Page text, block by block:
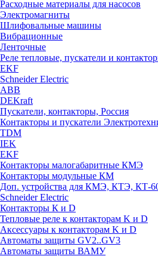
Расходные материалы для насосов
Электромагниты
Шлифовальные машины
Вибрационные
Ленточные
Реле тепловые, пускатели и
EKF
Schneider Electric
ABB
DEKraft
Пускатели, контакторы, Россия
Контакторы и пускатели
TDM
IEK
EKF
Контакторы малогабаритные КМЭ
Контакторы модульные КМ
Доп. устройства для КМЭ, КТЭ, КТ-
Schneider Electric
Контакторы К и D
Тепловые реле к контакторам K и D
Аксессуары к контакторам K и D
Автоматы защиты GV2..GV3
Автоматы защиты ВАМУ